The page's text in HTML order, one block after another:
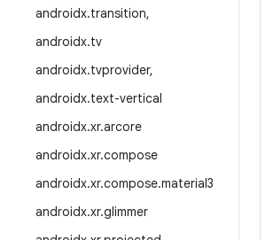
androidx.transition,
androidx.tv
androidx.tvprovider,
androidx.text-vertical
androidx.xr.arcore
androidx.xr.compose
androidx.xr.compose.material3
androidx.xr.glimmer